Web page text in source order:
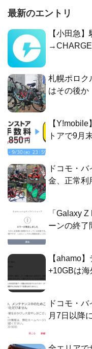
最新のエントリ
【小田急
札幌ポロク
はその後か
【
トアで9月
ドコモ・
金、正常利
「Galaxy
ーンの終了
【ahamo
+10GBは
ドコモ・
月7日以降